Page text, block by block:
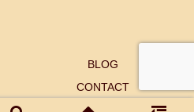
BLOG
CONTACT